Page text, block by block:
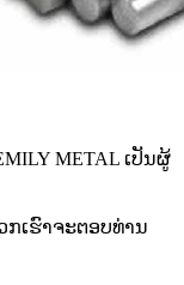
METAL ເປັນຜູ້
ກເຮົາຈະຕອບທ່ານ